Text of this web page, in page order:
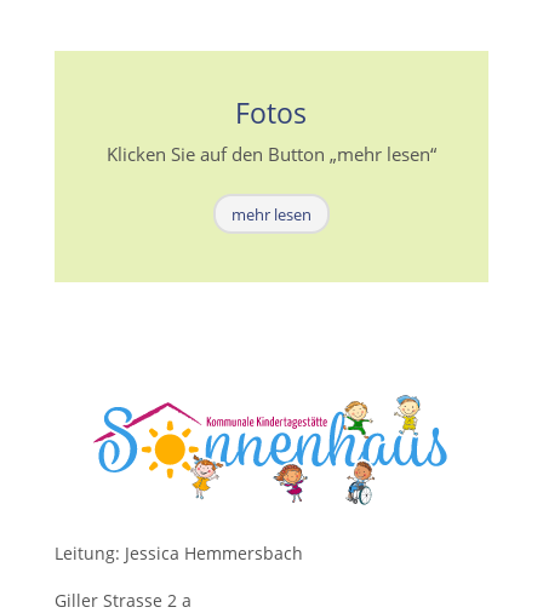
Fotos
Klicken Sie auf den Button „mehr lesen“
mehr lesen
Leitung: Jessica Hemmersbach
Giller Strasse 2 a